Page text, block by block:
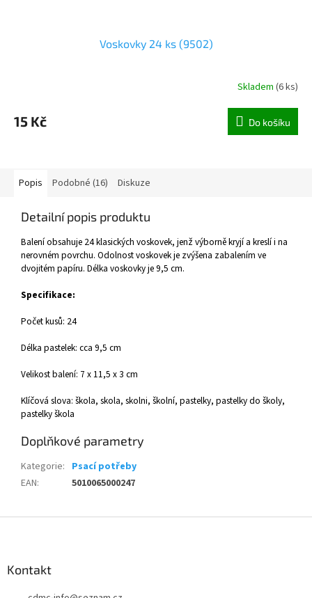
Voskovky 24 ks (9502)
Skladem (6 ks)
15 Kč Do košíku
Popis Podobné (16) Diskuze
Detailní popis produktu
Balení obsahuje 24 klasických voskovek, jenž výborně kryjí a kreslí i na
nerovném povrchu. Odolnost voskovek je zvýšena zabalením ve
dvojitém papíru. Délka voskovky je 9,5 cm.
Specifikace:
Počet kusů: 24
Délka pastelek: cca 9,5 cm
Velikost balení: 7 x 11,5 x 3 cm
Klíčová slova: škola, skola, skolni, školní, pastelky, pastelky do školy,
pastelky škola
Doplňkové parametry
Kategorie: Psací potřeby
EAN: 5010065000247
Kontakt